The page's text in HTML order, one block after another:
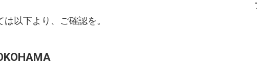
以下より、ご確認を。